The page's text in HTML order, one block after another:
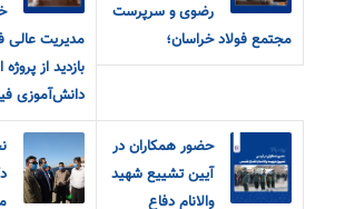
رضوی و سرپرست
مجتمع فولاد خراسان؛
مدیریت عالی
بازدید از
دانش‌آموزی
حضور همکاران در
آیین تشییع شهید
والانام دفاع